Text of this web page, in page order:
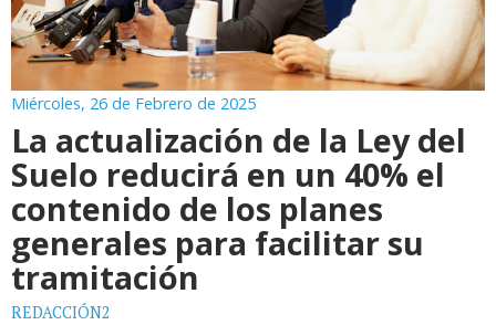
Miércoles, 26 de Febrero de 2025
La actualización de la Ley del
Suelo reducirá en un 40% el
contenido de los planes
generales para facilitar su
tramitación
REDACCIÓN2